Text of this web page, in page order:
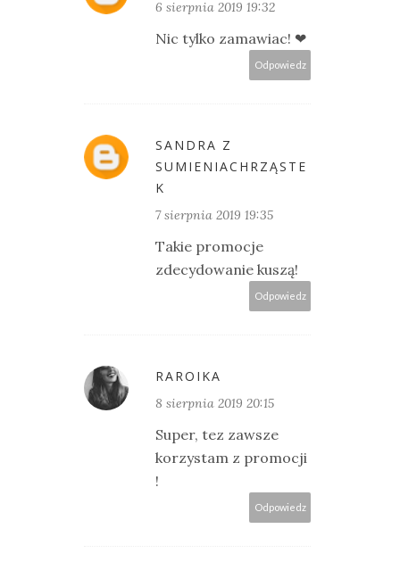
6 sierpnia 2019 19:32
Nic tylko zamawiac! ❤
Odpowiedz
SANDRA Z
SUMIENIACHRZĄSTE
K
7 sierpnia 2019 19:35
Takie promocje
zdecydowanie kuszą!
Odpowiedz
RAROIKA
8 sierpnia 2019 20:15
Super, tez zawsze
korzystam z promocji
!
Odpowiedz